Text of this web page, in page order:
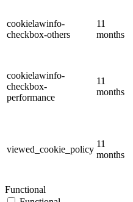
cookielawinfo-
checkbox-others
11
months
cookielawinfo-
checkbox-
performance
11
months
viewed_cookie_policy
11
months
Functional